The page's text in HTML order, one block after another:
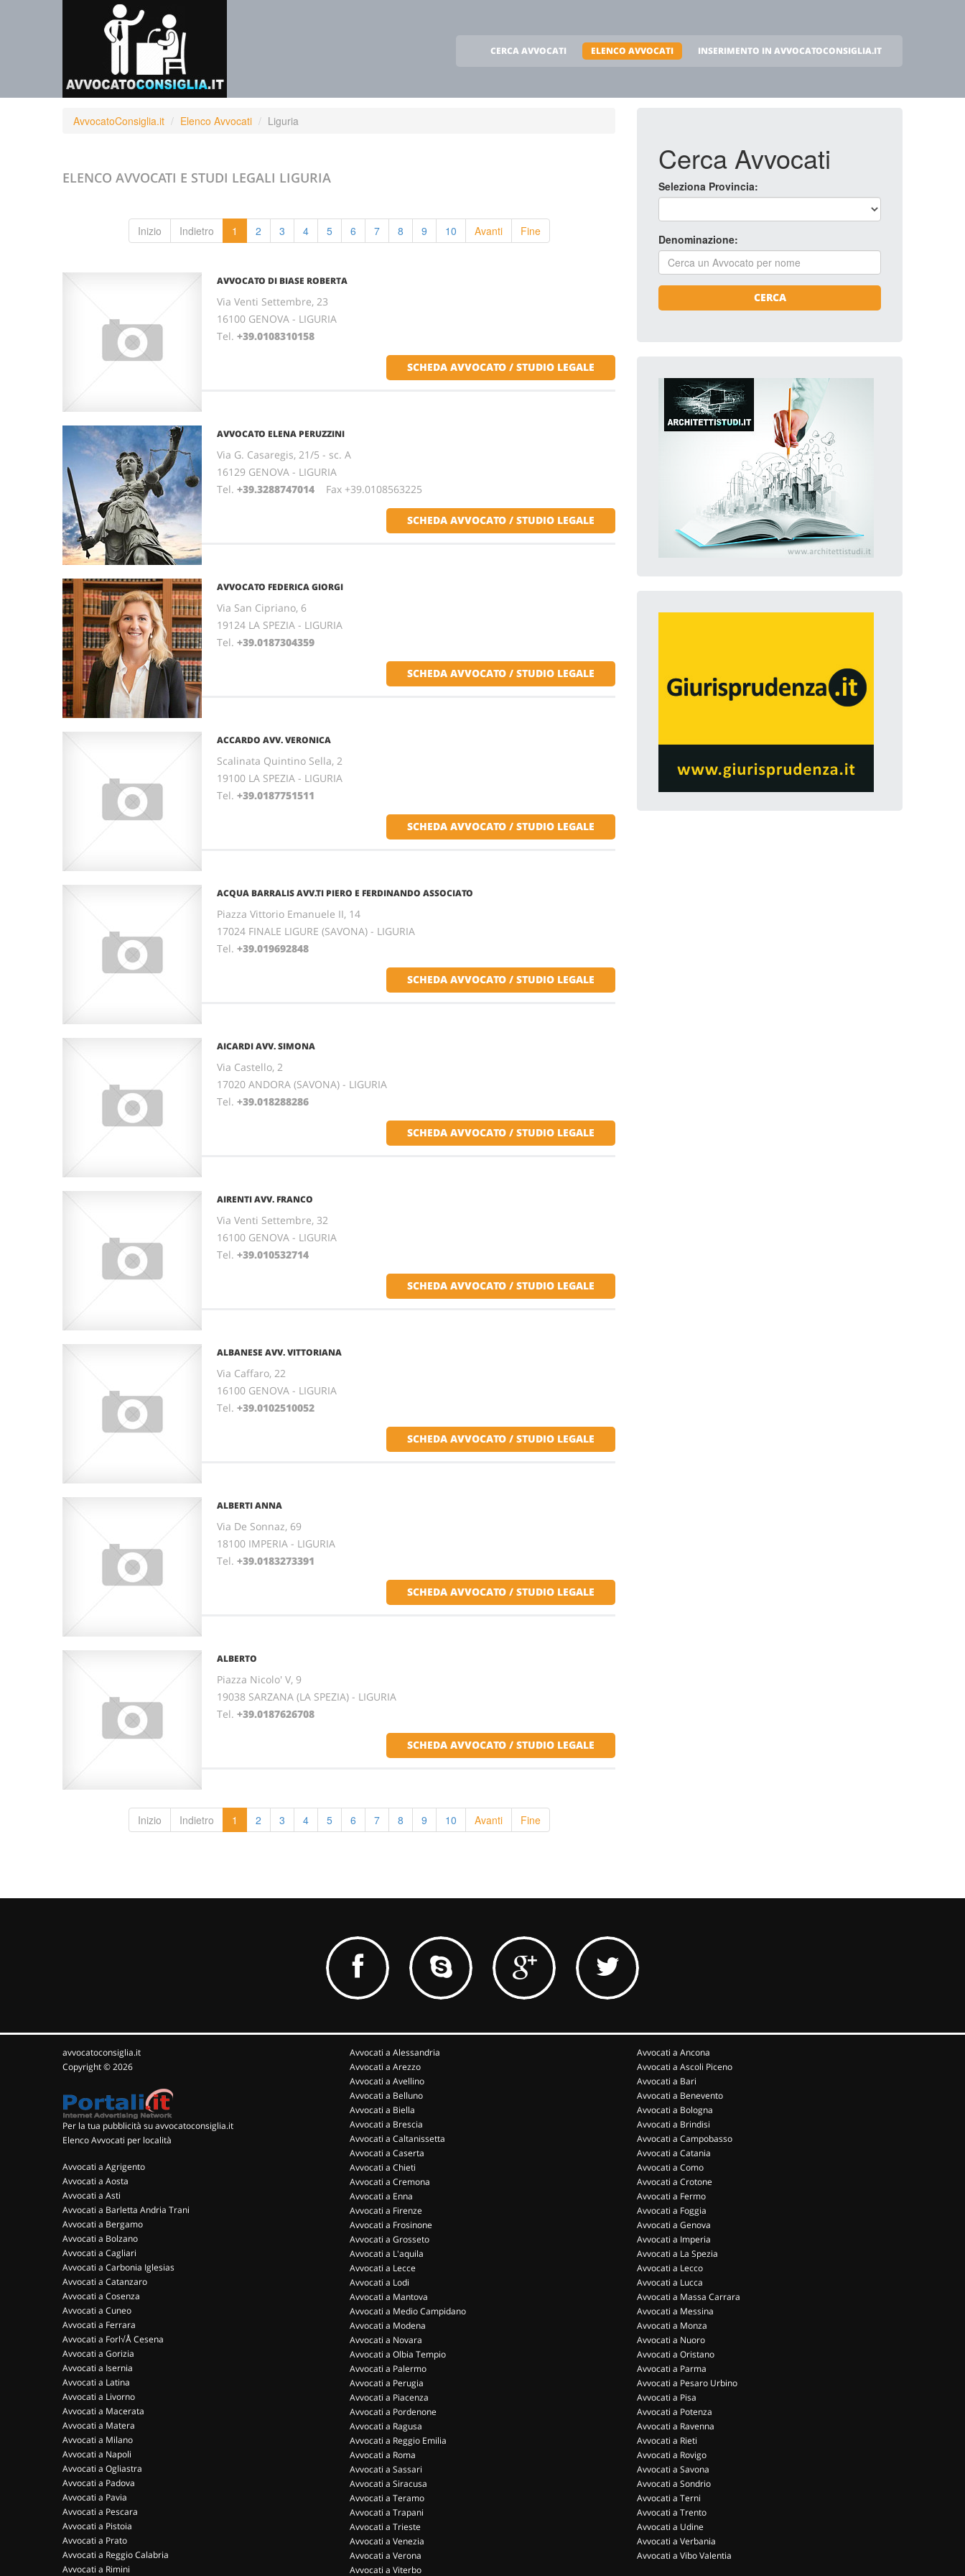
CERCA AVVOCATI ELENCO AVVOCATI INSERIMENTO IN AVVOCATOCONSIGLIA.IT
AvvocatoConsiglia.it Elenco Avvocati Liguria
ELENCO AVVOCATI E STUDI LEGALI LIGURIA
Inizio Indietro 1 2 3 4 5 6 7 8 9 10 Avanti Fine
AVVOCATO DI BIASE ROBERTA
Via Venti Settembre, 23
16100 GENOVA - LIGURIA
Tel. +39.0108310158
SCHEDA AVVOCATO / STUDIO LEGALE
AVVOCATO ELENA PERUZZINI
Via G. Casaregis, 21/5 - sc. A
16129 GENOVA - LIGURIA
Tel. +39.3288747014 Fax +39.0108563225
SCHEDA AVVOCATO / STUDIO LEGALE
AVVOCATO FEDERICA GIORGI
Via San Cipriano, 6
19124 LA SPEZIA - LIGURIA
Tel. +39.0187304359
SCHEDA AVVOCATO / STUDIO LEGALE
ACCARDO AVV. VERONICA
Scalinata Quintino Sella, 2
19100 LA SPEZIA - LIGURIA
Tel. +39.0187751511
SCHEDA AVVOCATO / STUDIO LEGALE
ACQUA BARRALIS AVV.TI PIERO E FERDINANDO ASSOCIATO
Piazza Vittorio Emanuele II, 14
17024 FINALE LIGURE (SAVONA) - LIGURIA
Tel. +39.019692848
SCHEDA AVVOCATO / STUDIO LEGALE
AICARDI AVV. SIMONA
Via Castello, 2
17020 ANDORA (SAVONA) - LIGURIA
Tel. +39.018288286
SCHEDA AVVOCATO / STUDIO LEGALE
AIRENTI AVV. FRANCO
Via Venti Settembre, 32
16100 GENOVA - LIGURIA
Tel. +39.010532714
SCHEDA AVVOCATO / STUDIO LEGALE
ALBANESE AVV. VITTORIANA
Via Caffaro, 22
16100 GENOVA - LIGURIA
Tel. +39.0102510052
SCHEDA AVVOCATO / STUDIO LEGALE
ALBERTI ANNA
Via De Sonnaz, 69
18100 IMPERIA - LIGURIA
Tel. +39.0183273391
SCHEDA AVVOCATO / STUDIO LEGALE
ALBERTO
Piazza Nicolo' V, 9
19038 SARZANA (LA SPEZIA) - LIGURIA
Tel. +39.0187626708
SCHEDA AVVOCATO / STUDIO LEGALE
Inizio Indietro 1 2 3 4 5 6 7 8 9 10 Avanti Fine
Cerca Avvocati
Seleziona Provincia:
Denominazione:
CERCA
avvocatoconsiglia.it
Copyright © 2026
Per la tua pubblicità su avvocatoconsiglia.it
Elenco Avvocati per località
Avvocati a Agrigento
Avvocati a Aosta
Avvocati a Asti
Avvocati a Barletta Andria Trani
Avvocati a Bergamo
Avvocati a Bolzano
Avvocati a Cagliari
Avvocati a Carbonia Iglesias
Avvocati a Catanzaro
Avvocati a Cosenza
Avvocati a Cuneo
Avvocati a Ferrara
Avvocati a Forl√Å Cesena
Avvocati a Gorizia
Avvocati a Isernia
Avvocati a Latina
Avvocati a Livorno
Avvocati a Macerata
Avvocati a Matera
Avvocati a Milano
Avvocati a Napoli
Avvocati a Ogliastra
Avvocati a Padova
Avvocati a Pavia
Avvocati a Pescara
Avvocati a Pistoia
Avvocati a Prato
Avvocati a Reggio Calabria
Avvocati a Rimini
Avvocati a Alessandria
Avvocati a Arezzo
Avvocati a Avellino
Avvocati a Belluno
Avvocati a Biella
Avvocati a Brescia
Avvocati a Caltanissetta
Avvocati a Caserta
Avvocati a Chieti
Avvocati a Cremona
Avvocati a Enna
Avvocati a Firenze
Avvocati a Frosinone
Avvocati a Grosseto
Avvocati a L'aquila
Avvocati a Lecce
Avvocati a Lodi
Avvocati a Mantova
Avvocati a Medio Campidano
Avvocati a Modena
Avvocati a Novara
Avvocati a Olbia Tempio
Avvocati a Palermo
Avvocati a Perugia
Avvocati a Piacenza
Avvocati a Pordenone
Avvocati a Ragusa
Avvocati a Reggio Emilia
Avvocati a Roma
Avvocati a Sassari
Avvocati a Siracusa
Avvocati a Teramo
Avvocati a Trapani
Avvocati a Trieste
Avvocati a Venezia
Avvocati a Verona
Avvocati a Viterbo
Avvocati a Ancona
Avvocati a Ascoli Piceno
Avvocati a Bari
Avvocati a Benevento
Avvocati a Bologna
Avvocati a Brindisi
Avvocati a Campobasso
Avvocati a Catania
Avvocati a Como
Avvocati a Crotone
Avvocati a Fermo
Avvocati a Foggia
Avvocati a Genova
Avvocati a Imperia
Avvocati a La Spezia
Avvocati a Lecco
Avvocati a Lucca
Avvocati a Massa Carrara
Avvocati a Messina
Avvocati a Monza
Avvocati a Nuoro
Avvocati a Oristano
Avvocati a Parma
Avvocati a Pesaro Urbino
Avvocati a Pisa
Avvocati a Potenza
Avvocati a Ravenna
Avvocati a Rieti
Avvocati a Rovigo
Avvocati a Savona
Avvocati a Sondrio
Avvocati a Terni
Avvocati a Trento
Avvocati a Udine
Avvocati a Verbania
Avvocati a Vibo Valentia